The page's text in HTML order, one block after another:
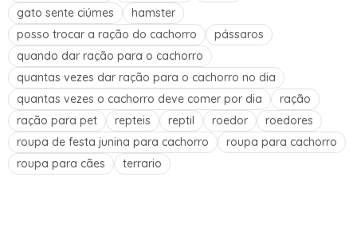
gato sente ciúmes
hamster
posso trocar a ração do cachorro
pássaros
quando dar ração para o cachorro
quantas vezes dar ração para o cachorro no dia
quantas vezes o cachorro deve comer por dia
ração
ração para pet
repteis reptil roedor
roedores
roupa de festa junina para cachorro
roupa para cachorro
roupa para cães
terrario